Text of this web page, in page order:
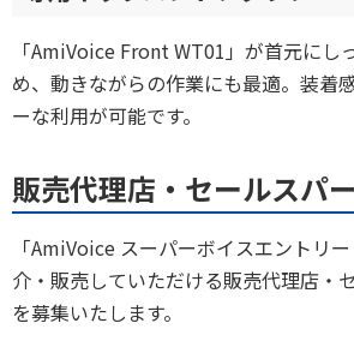
「AmiVoice Front WT01」が首元にし
め、動きながらの作業にも最適。装着
ーな利用が可能です。
販売代理店・セールスパ
「AmiVoice スーパーボイスエントリ
介・販売していただける販売代理店・
を募集いたします。